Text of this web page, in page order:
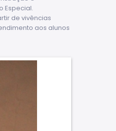
Especial.
de vivências
aos alunos